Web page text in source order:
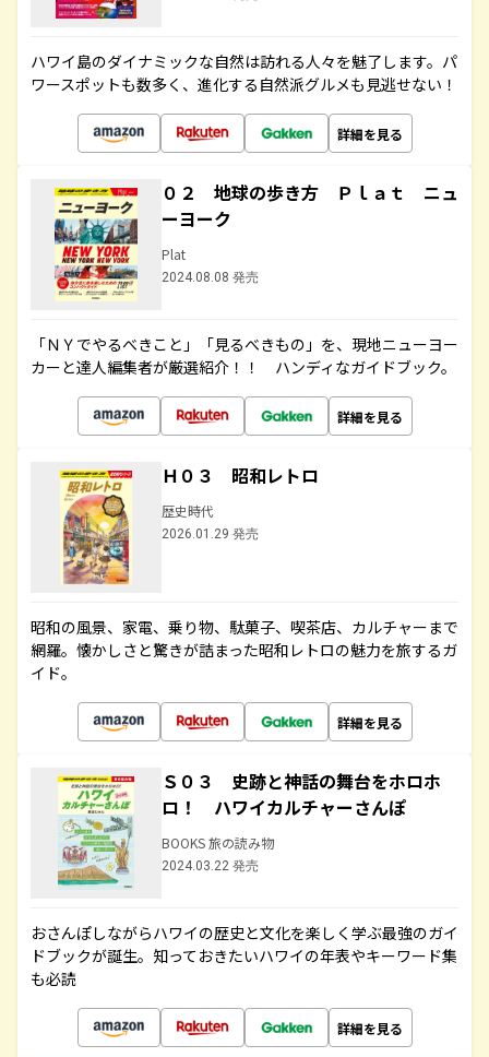
ハワイ島のダイナミックな自然は訪れる人々を魅了します。パ
ワースポットも数多く、進化する自然派グルメも見逃せない！
詳細を見る
０２ 地球の歩き方 Ｐｌａｔ ニュ
ーヨーク
Plat
2024.08.08 発売
「ＮＹでやるべきこと」「見るべきもの」を、現地ニューヨー
カーと達人編集者が厳選紹介！！ ハンディなガイドブック。
詳細を見る
Ｈ０３ 昭和レトロ
歴史時代
2026.01.29 発売
昭和の風景、家電、乗り物、駄菓子、喫茶店、カルチャーまで
網羅。懐かしさと驚きが詰まった昭和レトロの魅力を旅するガ
イド。
詳細を見る
Ｓ０３ 史跡と神話の舞台をホロホ
ロ！ ハワイカルチャーさんぽ
BOOKS 旅の読み物
2024.03.22 発売
おさんぽしながらハワイの歴史と文化を楽しく学ぶ最強のガイ
ドブックが誕生。知っておきたいハワイの年表やキーワード集
も必読
詳細を見る